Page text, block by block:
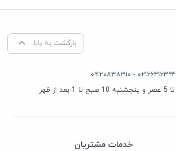
بازگشت به بالا
۰۲۱۶۶۴۱۶۳۹۴ - ۰۹۱۲۰۸۳۸۳۱۰
خدمات مشتریان